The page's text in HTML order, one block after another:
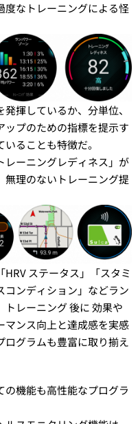
度なトレーニングによる怪
揮しているか、分単位、
ップのための指標を提示す
ることも特徴だ。
レーニングレディネス」が
理のないトレーニング提
ステータス」「スタミ
コンディション」などラン
レーニング 後に 効果や
マンス向上と達成感を実感
グラムも豊富に取り揃え
機能も高性能なプログラ